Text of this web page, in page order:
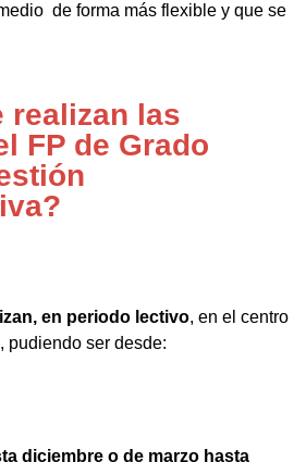
de forma más flexible y que se
realizan las
FP de Grado
en periodo lectivo, en el centro
pudiendo ser desde:
diciembre o de marzo hasta